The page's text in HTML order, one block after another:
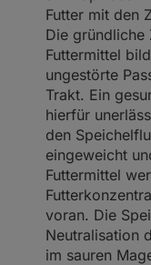
Futter mit den
Die gründliche
Futtermittel
ungestörte
Trakt. Ein
hierfür
den
eingeweicht
Futtermittel
voran. Die
Neutralisation
im sauren